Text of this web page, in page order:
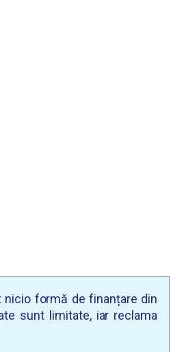
nicio formă de finanțare din
sunt limitate, iar reclama